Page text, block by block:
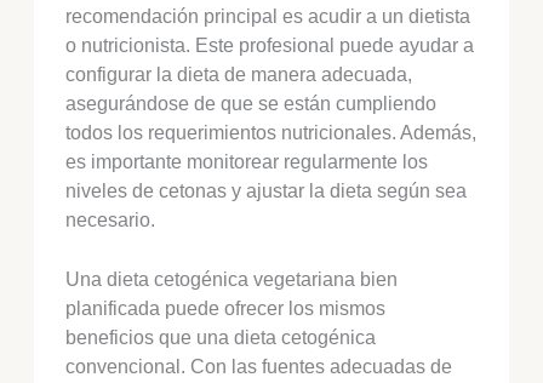
recomendación principal es acudir a un dietista
o nutricionista. Este profesional puede ayudar a
configurar la dieta de manera adecuada,
asegurándose de que se están cumpliendo
todos los requerimientos nutricionales. Además,
es importante monitorear regularmente los
niveles de cetonas y ajustar la dieta según sea
necesario.
Una dieta cetogénica vegetariana bien
planificada puede ofrecer los mismos
beneficios que una dieta cetogénica
convencional. Con las fuentes adecuadas de